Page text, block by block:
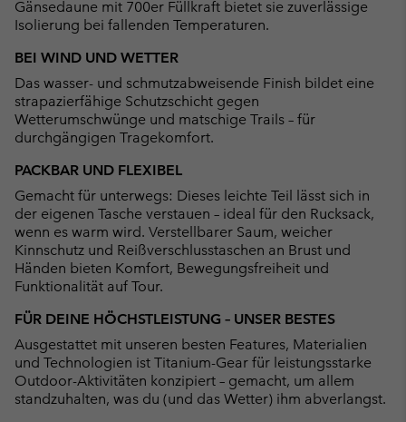
Gänsedaune mit 700er Füllkraft bietet sie zuverlässige
Isolierung bei fallenden Temperaturen.
BEI WIND UND WETTER
Das wasser- und schmutzabweisende Finish bildet eine
strapazierfähige Schutzschicht gegen
Wetterumschwünge und matschige Trails – für
durchgängigen Tragekomfort.
PACKBAR UND FLEXIBEL
Gemacht für unterwegs: Dieses leichte Teil lässt sich in
der eigenen Tasche verstauen – ideal für den Rucksack,
wenn es warm wird. Verstellbarer Saum, weicher
Kinnschutz und Reißverschlusstaschen an Brust und
Händen bieten Komfort, Bewegungsfreiheit und
Funktionalität auf Tour.
FÜR DEINE HÖCHSTLEISTUNG – UNSER BESTES
Ausgestattet mit unseren besten Features, Materialien
und Technologien ist Titanium-Gear für leistungsstarke
Outdoor-Aktivitäten konzipiert – gemacht, um allem
standzuhalten, was du (und das Wetter) ihm abverlangst.